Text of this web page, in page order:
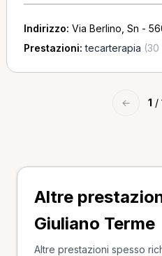
Indirizzo: Via Berlino, Sn -
Prestazioni:tecarterapia (30
← 1 /
Altre
Giuliano Terme
Altre prestazioni spesso